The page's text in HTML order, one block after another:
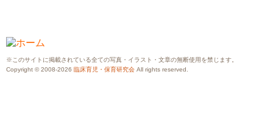
※このサイトに掲載されている全ての写真・イラスト・文章の無断使用を禁じます。
Copyright © 2008-2026 臨床育児・保育研究会 All rights reserved.